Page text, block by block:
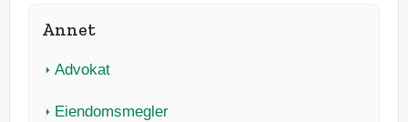
Annet
Advokat
Eiendomsmegler